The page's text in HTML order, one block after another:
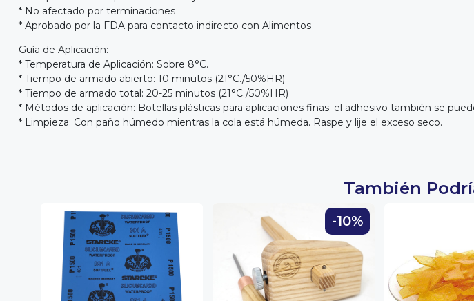
* No afectado por terminaciones
* Aprobado por la FDA para contacto indirecto con Alimentos
Guía de Aplicación:
* Temperatura de Aplicación: Sobre 8°C.
* Tiempo de armado abierto: 10 minutos (21°C./50%HR)
* Tiempo de armado total: 20-25 minutos (21°C./50%HR)
* Métodos de aplicación: Botellas plásticas para aplicaciones finas; el adhesivo también se
* Limpieza: Con paño húmedo mientras la cola está húmeda. Raspe y lije el exceso seco.
También
-10%